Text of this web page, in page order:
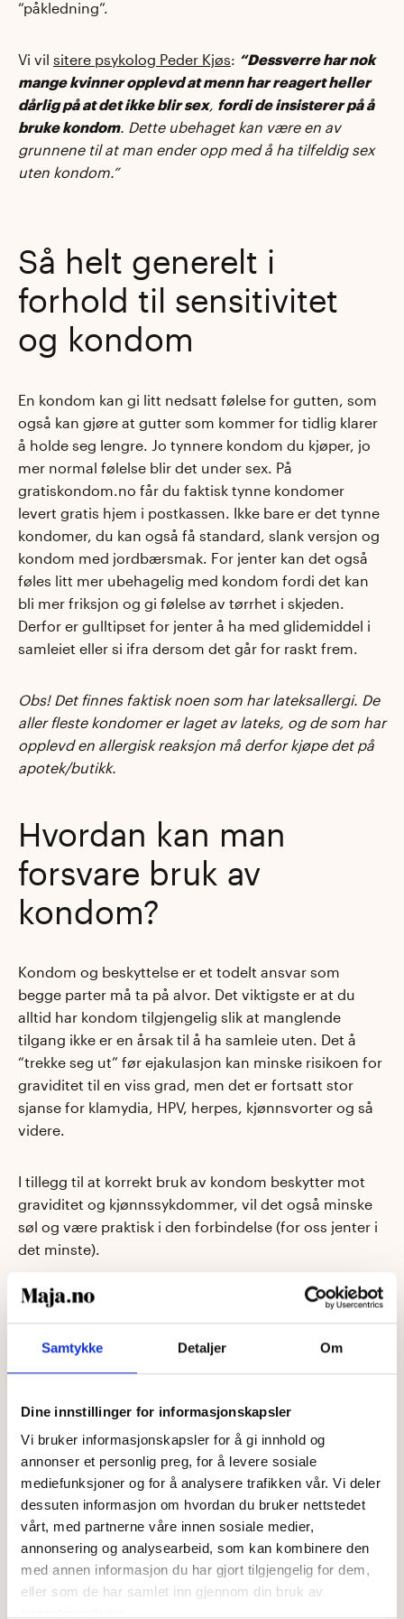
Samtykke Detaljer Om
Dine innstillinger for informasjonskapsler
Vi bruker informasjonskapsler for å gi innhold og
annonser et personlig preg, for å levere sosiale
mediefunksjoner og for å analysere trafikken vår. Vi deler
dessuten informasjon om hvordan du bruker nettstedet
vårt, med partnerne våre innen sosiale medier,
annonsering og analysearbeid, som kan kombinere den
med annen informasjon du har gjort tilgjengelig for dem,
eller som de har samlet inn gjennom din bruk av
“påkledning”.
Vi vil sitere psykolog Peder Kjøs: “Dessverre har nok
mange kvinner opplevd at menn har reagert heller
dårlig på at det ikke blir sex, fordi de insisterer på å
bruke kondom. Dette ubehaget kan være en av
grunnene til at man ender opp med å ha tilfeldig sex
uten kondom.”
Så helt generelt i
forhold til sensitivitet
og kondom
En kondom kan gi litt nedsatt følelse for gutten, som
også kan gjøre at gutter som kommer for tidlig klarer
å holde seg lengre. Jo tynnere kondom du kjøper, jo
mer normal følelse blir det under sex. På
gratiskondom.no får du faktisk tynne kondomer
levert gratis hjem i postkassen. Ikke bare er det tynne
kondomer, du kan også få standard, slank versjon og
kondom med jordbærsmak. For jenter kan det også
føles litt mer ubehagelig med kondom fordi det kan
bli mer friksjon og gi følelse av tørrhet i skjeden.
Derfor er gulltipset for jenter å ha med glidemiddel i
samleiet eller si ifra dersom det går for raskt frem.
Obs! Det finnes faktisk noen som har lateksallergi. De
aller fleste kondomer er laget av lateks, og de som har
opplevd en allergisk reaksjon må derfor kjøpe det på
apotek/butikk.
Hvordan kan man
forsvare bruk av
kondom?
Kondom og beskyttelse er et todelt ansvar som
begge parter må ta på alvor. Det viktigste er at du
alltid har kondom tilgjengelig slik at manglende
tilgang ikke er en årsak til å ha samleie uten. Det å
“trekke seg ut” før ejakulasjon kan minske risikoen for
graviditet til en viss grad, men det er fortsatt stor
sjanse for klamydia, HPV, herpes, kjønnsvorter og så
videre.
I tillegg til at korrekt bruk av kondom beskytter mot
graviditet og kjønnssykdommer, vil det også minske
søl og være praktisk i den forbindelse (for oss jenter i
det minste).
Det viktigste vi kan gjøre for å få ned antallet seksuelt
overførbare infeksjoner er å endre holdningen vi har
til kondomer. Vi må gjøre det til en selvfølge å
beskytte hverandre mot smitte, ha kondomer
(både gutter og jenter).
Ta ansvar, og ikke vær redd for å stille krav om
kondom! Det erheltlov å endre mening og si nei til
sex hvis kondom ikke er tilgjengelig eller hvis du rett
og slett ikke er fysen lengre.